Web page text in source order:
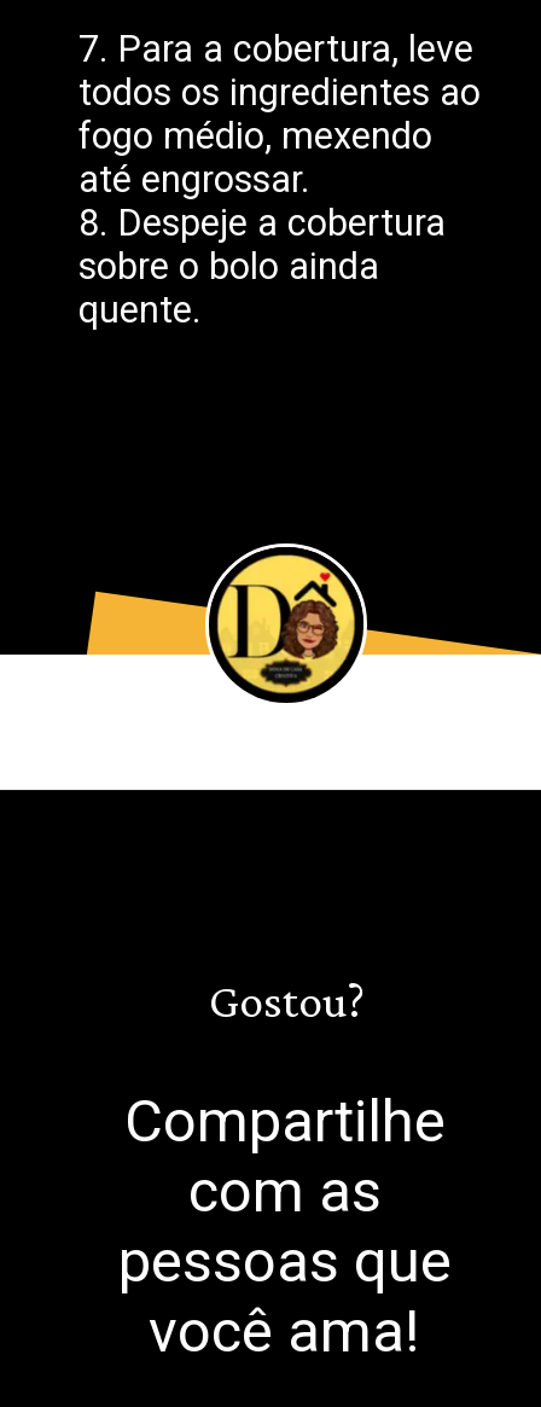
7. Para a cobertura, leve
todos os ingredientes ao
fogo médio, mexendo
até engrossar.
8. Despeje a cobertura
sobre o bolo ainda
quente.
Gostou?
Compartilhe
com as
pessoas que
você ama!